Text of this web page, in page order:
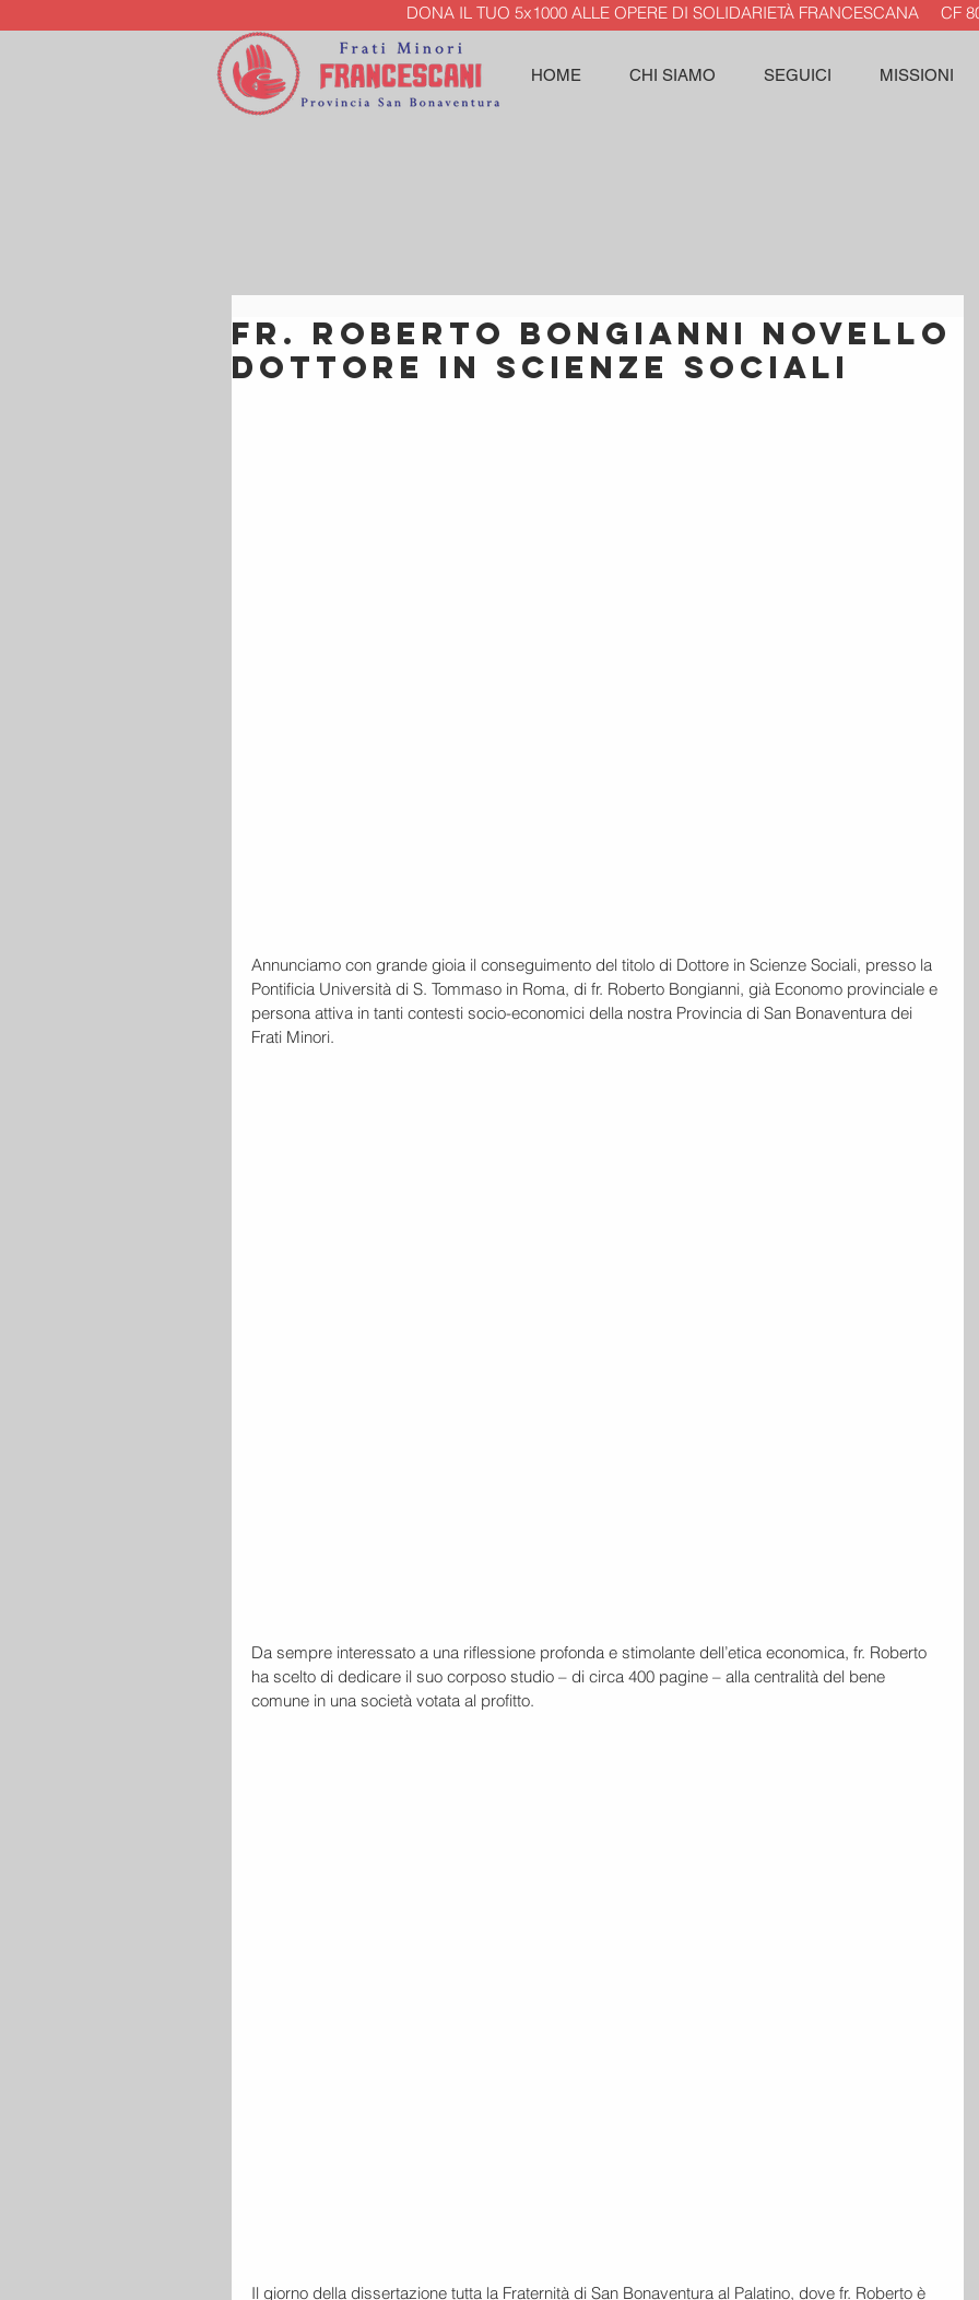
HOME CHI SIAMO SEGUICI MISSIONI
DONA IL TUO 5x1000 ALLE OPERE DI SOLIDARIETÀ FRANCESCANA CF
Fr. Roberto Bongianni novello
Dottore in Scienze Sociali
Annunciamo con grande gioia il conseguimento del titolo di Dottore in Scienze Sociali, presso la
Pontificia Università di S. Tommaso in Roma, di fr. Roberto Bongianni, già Economo provinciale e
persona attiva in tanti contesti socio-economici della nostra Provincia di San Bonaventura dei
Frati Minori.
Da sempre interessato a una riflessione profonda e stimolante dell’etica economica, fr. Roberto
ha scelto di dedicare il suo corposo studio – di circa 400 pagine – alla centralità del bene
comune in una società votata al profitto.
Il giorno della dissertazione tutta la Fraternità di San Bonaventura al Palatino, dove fr. Roberto è